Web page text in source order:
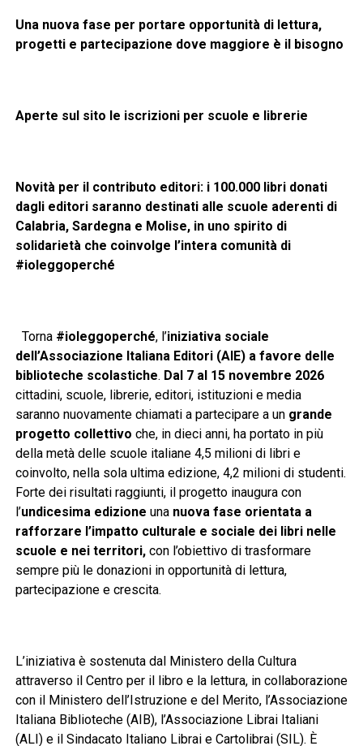
Una nuova fase per portare opportunità di lettura,
progetti e partecipazione dove maggiore è il bisogno
Aperte sul sito le iscrizioni per scuole e librerie
Novità per il contributo editori: i 100.000 libri donati
dagli editori saranno destinati alle scuole aderenti di
Calabria, Sardegna e Molise, in uno spirito di
solidarietà che coinvolge l’intera comunità di
#ioleggoperché
Torna#ioleggoperché, l’iniziativa sociale
dell’Associazione Italiana Editori (AIE) a favore delle
biblioteche scolastiche. Dal 7 al 15 novembre 2026
cittadini, scuole, librerie, editori, istituzioni e media
saranno nuovamente chiamati a partecipare a un grande
progetto collettivo che, in dieci anni, ha portato in più
della metà delle scuole italiane 4,5 milioni di libri e
coinvolto, nella sola ultima edizione, 4,2 milioni di studenti.
Forte dei risultati raggiunti, il progetto inaugura con
l’undicesima edizione una nuova fase orientata a
rafforzare l’impatto culturale e sociale dei libri nelle
scuole e nei territori,con l’obiettivo di trasformare
sempre più le donazioni in opportunità di lettura,
partecipazione e crescita.
L’iniziativa è sostenuta dal Ministero della Cultura
attraverso il Centro per il libro e la lettura, in collaborazione
con il Ministero dell’Istruzione e del Merito, l’Associazione
Italiana Biblioteche (AIB), l’Associazione Librai Italiani
(ALI) e il Sindacato Italiano Librai e Cartolibrai (SIL). È